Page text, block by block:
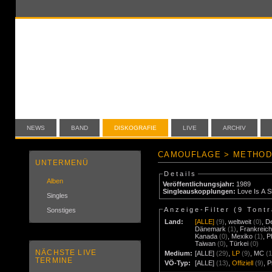
NEWS BAND DISKOGRAFIE LIVE ARCHIV
UNTERMENÜ
Alben
Singles
Sonstiges
NÄCHSTE LIVE
TERMINE
CAMOUFLAGE >
Details
Veröffentlichungsjahr: 1989
Singleauskopplungen: Love Is A
Anzeige-Filter (9
Land:
[ALLE] (9) ,weltweit (0)
Dänemark (1)
Frankreich
Kanada (0) Mexiko (1)
Taiwan (0) ,Türkei (0)
Medium: [ALLE] (29) LP (9) MC
VÖ-Typ:
[ALLE] (13) ,Offiziell (9)